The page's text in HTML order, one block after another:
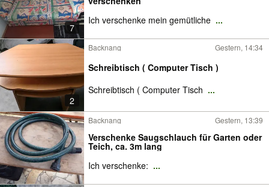
7
Ich verschenke mein gemütliche ...
2
Backnang Gestern, 14:34
Schreibtisch ( Computer Tisch )
Schreibtisch ( Computer Tisch ...
Backnang Gestern, 13:39
Verschenke Saugschlauch für Garten oder
Teich, ca. 3m lang
Ich verschenke: ...